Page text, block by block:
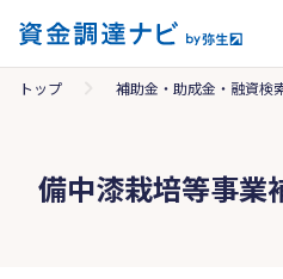
トップ 補助金・助成金・融資検
備中漆栽培等事業